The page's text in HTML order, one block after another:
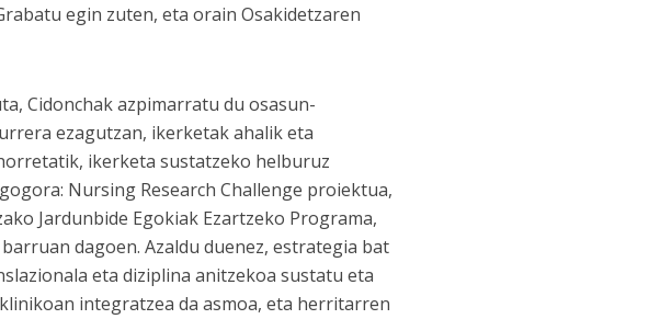
egin zuten, eta orain Osakidetzaren
Cidonchak azpimarratu du osasun-
ezagutzan, ikerketak ahalik eta
ikerketa sustatzeko helburuz
Nursing Research Challenge proiektua,
Jardunbide Egokiak Ezartzeko Programa,
dagoen. Azaldu duenez, estrategia bat
eta diziplina anitzekoa sustatu eta
integratzea da asmoa, eta herritarren